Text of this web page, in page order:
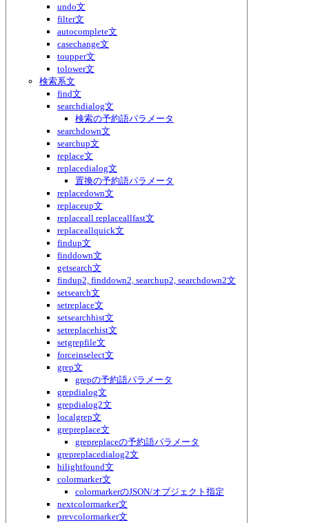
undo文
filter文
autocomplete文
casechange文
toupper文
tolower文
検索系文
find文
searchdialog文
検索の予約語パラメータ
searchdown文
searchup文
replace文
replacedialog文
置換の予約語パラメータ
replacedown文
replaceup文
replaceall replaceallfast文
replaceallquick文
findup文
finddown文
getsearch文
findup2, finddown2, searchup2, searchdown2文
setsearch文
setreplace文
setsearchhist文
setreplacehist文
setgrepfile文
forceinselect文
grep文
grepの予約語パラメータ
grepdialog文
grepdialog2文
localgrep文
grepreplace文
grepreplaceの予約語パラメータ
grepreplacedialog2文
hilightfound文
colormarker文
colormarkerのJSON/オブジェクト指定
nextcolormarker文
prevcolormarker文